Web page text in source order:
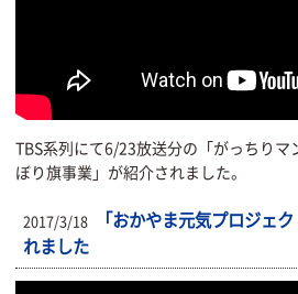
TBS系列にて6/23放送分の「がっちり
ぼり旗事業」が紹介されました。
2017/3/18
「おかやま元気プロジェ
れました